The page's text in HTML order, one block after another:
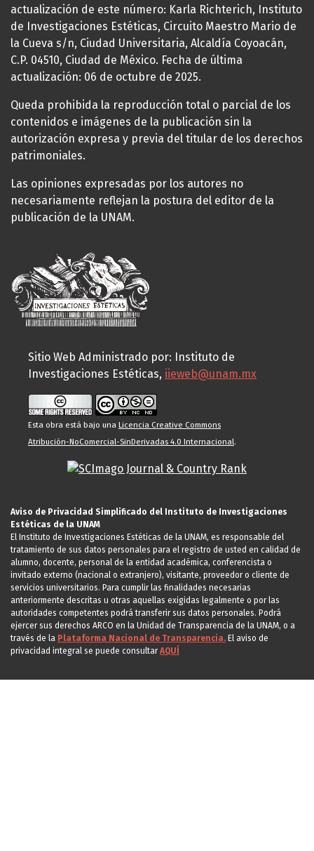
actualización de este número: Karla Richterich, Instituto
de Investigaciones Estéticas, Circuito Maestro Mario de
la Cueva s/n, Ciudad Universitaria, Alcaldía Coyoacán,
C.P. 04510, Ciudad de México. Fecha de última
actualización: 06 de octubre de 2025.
Queda prohibida la reproducción total o parcial de los
contenidos e imágenes de la publicación sin la
autorización expresa y previa del titular de los derechos
patrimoniales.
Las opiniones expresadas por los autores no
necesariamente reflejan la postura del editor de la
publicación de la UNAM.
Sitio Web Administrado por: Instituto de
Investigaciones Estéticas, iieweb@unam.mx
Esta obra está bajo una Licencia Creative Commons
Atribución-NoComercial-SinDerivadas 4.0 Internacional.
Aviso de Privacidad Simplificado del Instituto de Investigaciones
Estéticas de la UNAM
El Instituto de Investigaciones Estéticas de la UNAM, es responsable del
tratamiento de sus datos personales para el registro de usted en calidad de
alumno, docente, personal de la entidad académica, conferencista o
invitado externo (nacional o extranjero), visitante, proveedor o cliente de
servicios universitarios. Para cumplir las finalidades necesarias
anteriormente descritas u otras aquellas exigidas legalmente o por las
autoridades competentes podrá transferir sus datos personales. Podrá
ejercer sus derechos ARCO en la Unidad de Transparencia de la UNAM, o a
través de la Plataforma Nacional de Transparencia. El aviso de
privacidad integral se puede consultarAQUÍ